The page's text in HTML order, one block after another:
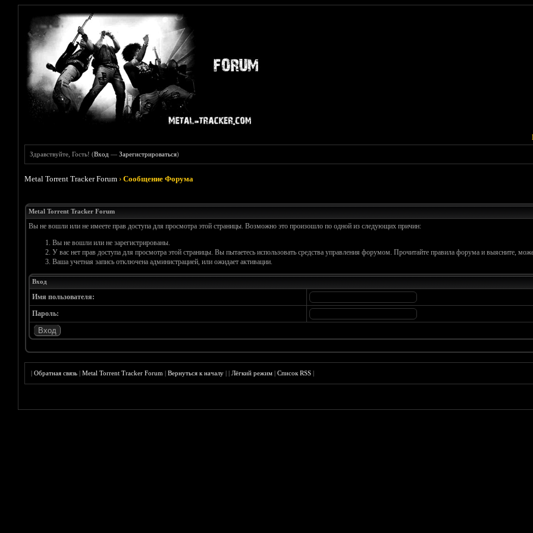
Здравствуйте, Гость! (Вход —Зарегистрироваться)
Metal Torrent Tracker Forum ›Сообщение Форума
Metal Torrent Tracker Forum
Вы не вошли или не имеете прав доступа для просмотра этой страницы. Возможно это произошло по одной из следующих причин:
Вы не вошли или не зарегистрированы.
У вас нет прав доступа для просмотра этой страницы. Вы пытаетесь использовать средства управления форумом. Прочитайте правила форума и выясните,
Ваша учетная запись отключена администрацией, или ожидает активации.
Вход
Имя пользователя:
Пароль:
|Обратная связь |Metal Torrent Tracker Forum |Вернуться к началу ||Лёгкий режим |Список RSS |